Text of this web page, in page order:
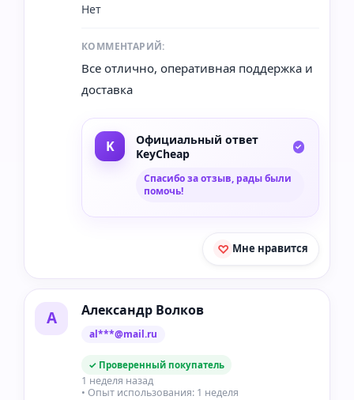
Нет
КОММЕНТАРИЙ:
Все отлично, оперативная поддержка и
доставка
Официальный ответ
KeyCheap
Спасибо за отзыв, рады были
помочь!
Мне нравится
А Александр Волков
al***@mail.ru
✓ Проверенный покупатель
1 неделя назад
• Опыт использования: 1 неделя